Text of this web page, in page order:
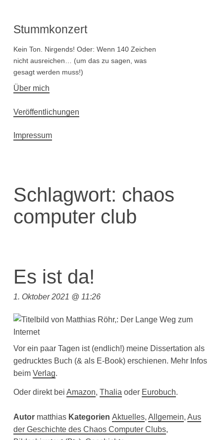
Stummkonzert
Kein Ton. Nirgends! Oder: Wenn 140 Zeichen
nicht ausreichen… (um das zu sagen, was
gesagt werden muss!)
Hauptnavigation
Über mich
Veröffentlichungen
Impressum
Schlagwort: chaos
computer club
Es ist da!
1. Oktober 2021 @ 11:26
Vor ein paar Tagen ist (endlich!) meine Dissertation als
gedrucktes Buch (& als E-Book) erschienen. Mehr Infos
beim Verlag.
Oder direkt bei Amazon, Thalia oder Eurobuch.
Autor matthias Kategorien Aktuelles, Allgemein, Aus
der Geschichte des Chaos Computer Clubs,